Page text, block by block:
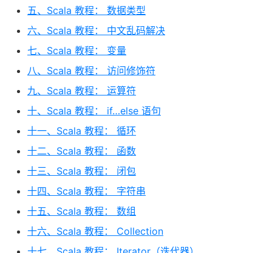
五、Scala 教程： 数据类型
六、Scala 教程： 中文乱码解决
七、Scala 教程： 变量
八、Scala 教程： 访问修饰符
九、Scala 教程： 运算符
十、Scala 教程： if…else 语句
十一、Scala 教程： 循环
十二、Scala 教程： 函数
十三、Scala 教程： 闭包
十四、Scala 教程： 字符串
十五、Scala 教程： 数组
十六、Scala 教程： Collection